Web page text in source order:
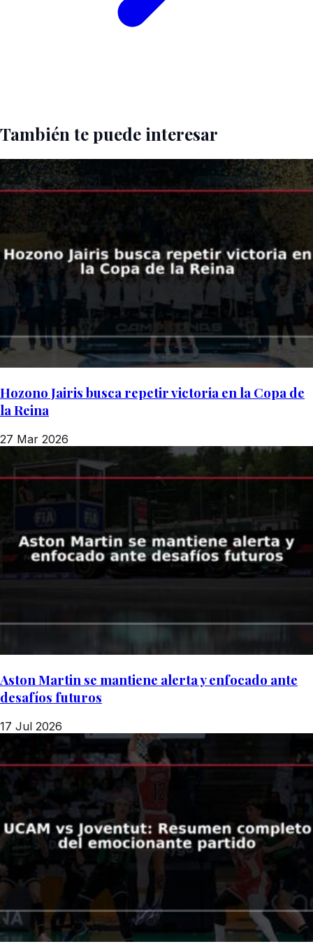
También te puede interesar
Hozono Jairis busca repetir victoria en la Copa de
la Reina
27 Mar 2026
Aston Martin se mantiene alerta y enfocado ante
desafíos futuros
17 Jul 2026